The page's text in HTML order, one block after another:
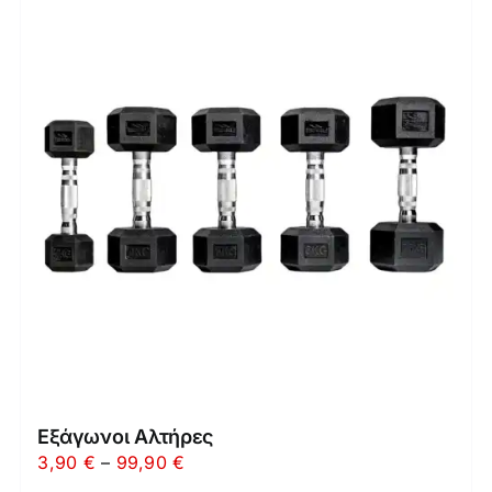
Εξάγωνοι Αλτήρες
3,90 € – 99,90€